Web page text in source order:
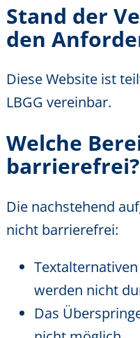
Stand der
den
Diese Website ist
LBGG vereinbar.
Welche
barrierefrei?
Die nachstehend
nicht barrierefrei:
werden nicht
Das